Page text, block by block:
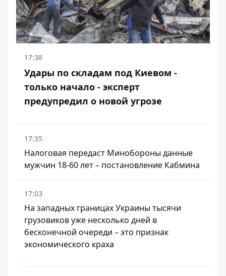
17:38
Удары по складам под Киевом -
только начало - эксперт
предупредил о новой угрозе
17:35
Налоговая передаст Минобороны данные
мужчин 18-60 лет – постановление Кабмина
17:03
На западных границах Украины тысячи
грузовиков уже несколько дней в
бесконечной очереди – это признак
экономического краха